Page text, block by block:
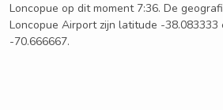
Loncopue op dit moment 7:36. De
Loncopue Airport zijn latitude -38.083333
-70.666667.